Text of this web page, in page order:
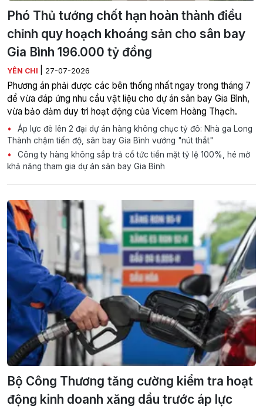
Phó Thủ tướng chốt hạn hoàn thành điều
chỉnh quy hoạch khoáng sản cho sân bay
Gia Bình 196.000 tỷ đồng
YÊN CHI 27-07-2026
Phương án phải được các bên thống nhất ngay trong tháng 7
để vừa đáp ứng nhu cầu vật liệu cho dự án sân bay Gia Bình,
vừa bảo đảm duy trì hoạt động của Vicem Hoàng Thạch.
Áp lực đè lên 2 đại dự án hàng không chục tỷ đô: Nhà ga Long
Thành chậm tiến độ, sân bay Gia Bình vướng "nút thắt"
Công ty hàng không sắp trả cổ tức tiền mặt tỷ lệ 100%, hé mở
khả năng tham gia dự án sân bay Gia Bình
Bộ Công Thương tăng cường kiểm tra hoạt
động kinh doanh xăng dầu trước áp lực